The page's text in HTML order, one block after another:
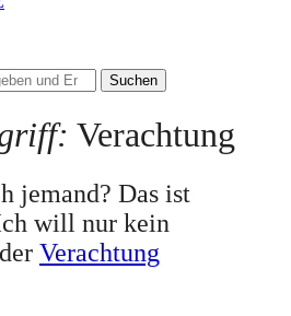
Verachtung
jemand? Das ist
will nur kein
Verachtung